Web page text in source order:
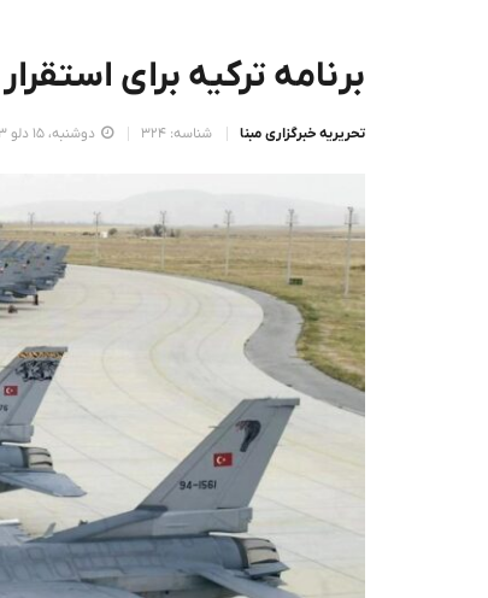
برنامه ترکیه برای استقرار 50 فروند F-16 در سوریه
تحریریه خبرگزاری مبنا شناسه: 324 دوشنبه، 15 دلو 1403